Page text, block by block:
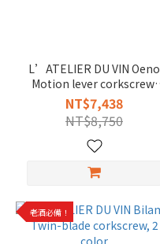
L’ATELIER DU VIN Oeno
Motion lever corkscrew,
Wood & Black
NT$7,438
NT$8,750
老酒必備！